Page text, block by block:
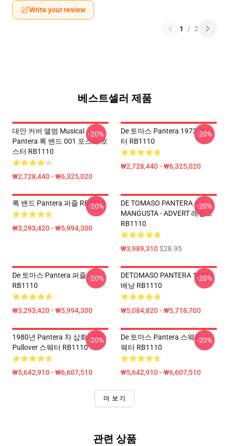
Write your review
1 / 2
베스트셀러 제품
대안 커버 앨범 Musical
Pantera 록 밴드 001 포스터 포
스터 RB1110
₩2,728,440 - ₩6,325,020
-20%
De 토마스 Pantera 1973 포스
터 RB1110
₩2,728,440 - ₩6,325,020
-20%
록 밴드 Pantera 퍼즐 RB1110
₩3,293,420 - ₩5,994,300
-20%
DE TOMASO PANTERA /
MANGUSTA - ADVERT 레깅스
RB1110
₩3,989,310$28.95
-20%
De 토마스 Pantera 퍼즐
RB1110
₩3,293,420 - ₩5,994,300
-20%
DETOMASO PANTERA 1971
배낭 RB1110
₩5,084,820 - ₩5,718,700
-20%
1980년 Pantera 차 삽화 상품
Pullover 스웨터 RB1110
₩5,642,910 - ₩6,607,510
-20%
De 토마스 Pantera 스웨터 스
웨터 RB1110
₩5,642,910 - ₩6,607,510
-20%
더 보기
관련 상품